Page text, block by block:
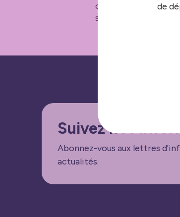
organisé un convoi
solidarité
Suivez nos
Abonnez-vous aux lettres
actualités.
de